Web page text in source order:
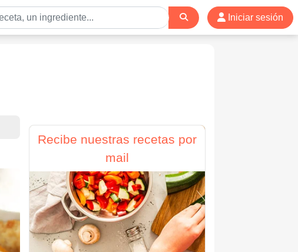
Iniciar sesión
Recibe nuestras recetas por
mail